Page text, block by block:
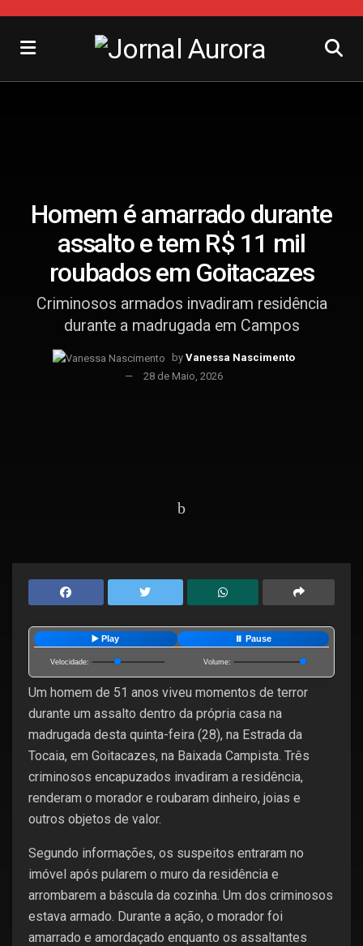
Homem é amarrado durante
assalto e tem R$ 11 mil
roubados em Goitacazes
Criminosos armados invadiram residência
durante a madrugada em Campos
by Vanessa Nascimento
28 de Maio, 2026
▶️ Play ⏸️ Pause
Velocidade: Volume:
Um homem de 51 anos viveu momentos de terror
durante um assalto dentro da própria casa na
madrugada desta quinta-feira (28), na Estrada da
Tocaia, em Goitacazes, na Baixada Campista. Três
criminosos encapuzados invadiram a residência,
renderam o morador e roubaram dinheiro, joias e
outros objetos de valor.
Segundo informações, os suspeitos entraram no
imóvel após pularem o muro da residência e
arrombarem a báscula da cozinha. Um dos criminosos
estava armado. Durante a ação, o morador foi
amarrado e amordaçado enquanto os assaltantes